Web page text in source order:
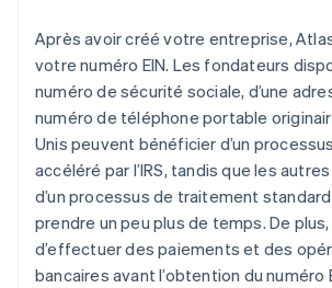
Après avoir créé votre entreprise,
votre numéro EIN. Les fondateurs
numéro de sécurité sociale, d’une
numéro de téléphone portable
Unis peuvent bénéficier d’un
accéléré par l’IRS, tandis que les
d’un processus de traitement
prendre un peu plus de temps. De
d’effectuer des paiements et des
bancaires avant l’obtention du numéro